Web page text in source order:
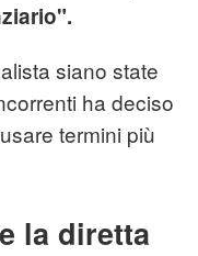
siano state
ha deciso
termini più
la diretta